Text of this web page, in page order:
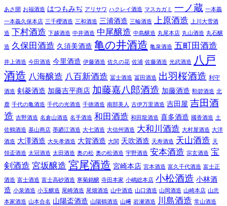
あさ開 お福酒造 はつもみぢ アリサワ ハクレイ酒造 マスカガミ 一ノ蔵 一本義
一本義久保本店 三千櫻酒造 三和酒造 三浦酒造 三輪酒造 上原酒造 上川大雪酒
造 下村酒造 下越酒造 中井酒造 中尾醸造 中島醸造 丸尾本店 丸山酒造 丸石醸
造 久保田酒造 久須美酒造 亀の井酒造 亀泉酒造 五町田酒造
井上酒造 今田酒造 今里酒造 伊藤酒造 佐久の花 佐浦 佐藤酒造 光武酒造
八戸
酒造 八海醸造 八百新酒造 冨士酒造 冨田酒造 出羽桜酒造 利守
酒造 剣菱酒造 加藤吉平商店 加藤嘉八郎酒造 加藤酒造 勲碧酒造 北
鹿 千代の亀酒造 千代の光酒造 千徳酒造 南部美人 古伊万里酒造 吉田屋 吉田酒
造 吉野酒造 名倉山酒造 名手酒造 和田酒造 和田龍酒造 喜多酒造 國香酒造 土
佐鶴酒造 基山商店 墨廼江酒造 大七酒造 大信州酒造 大和川酒造 大村屋酒造 大洋
酒造 大澤酒造 大矢孝酒造 大賀酒造 大関 天吹酒造 天寿酒造 天山酒造 天
領盃酒造 太冠酒造 太田酒造 奥の松 奥の松酒造 宇野酒造 安本酒造 宗玄酒造 宝
剣酒造 宮坂醸造 宮尾酒造 宮崎本店 宮本酒造 富久千代酒造 富士正
酒造 富士酒造 富士高砂酒造 寒菊銘醸 寺田本家 小嶋総本店 小松酒造 小林酒
造 小泉酒造 小玉醸造 尾崎酒造 尾畑酒造 山中酒造 山口酒造 山岡酒造 山崎本店 山忠
本家酒造 山本合名 山陽盃酒造 山陽鶴酒造 山﨑 岩瀬酒造 川島酒造 常山酒造